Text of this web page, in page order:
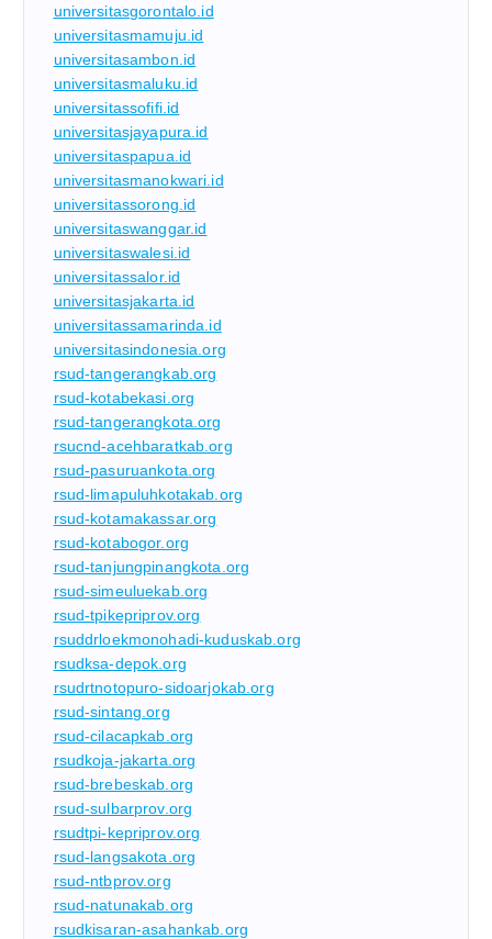
universitasgorontalo.id
universitasmamuju.id
universitasambon.id
universitasmaluku.id
universitassofifi.id
universitasjayapura.id
universitaspapua.id
universitasmanokwari.id
universitassorong.id
universitaswanggar.id
universitaswalesi.id
universitassalor.id
universitasjakarta.id
universitassamarinda.id
universitasindonesia.org
rsud-tangerangkab.org
rsud-kotabekasi.org
rsud-tangerangkota.org
rsucnd-acehbaratkab.org
rsud-pasuruankota.org
rsud-limapuluhkotakab.org
rsud-kotamakassar.org
rsud-kotabogor.org
rsud-tanjungpinangkota.org
rsud-simeuluekab.org
rsud-tpikepriprov.org
rsuddrloekmonohadi-kuduskab.org
rsudksa-depok.org
rsudrtnotopuro-sidoarjokab.org
rsud-sintang.org
rsud-cilacapkab.org
rsudkoja-jakarta.org
rsud-brebeskab.org
rsud-sulbarprov.org
rsudtpi-kepriprov.org
rsud-langsakota.org
rsud-ntbprov.org
rsud-natunakab.org
rsudkisaran-asahankab.org